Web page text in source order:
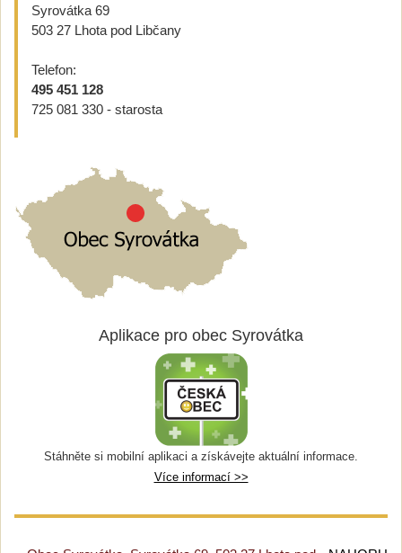
Syrovátka 69
503 27 Lhota pod Libčany
Telefon:
495 451 128
725 081 330 - starosta
Aplikace pro obec Syrovátka
Stáhněte si mobilní aplikaci a získávejte aktuální informace.
Více informací >>